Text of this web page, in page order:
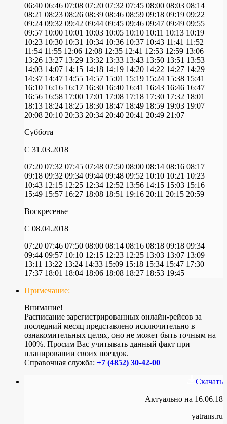
06:40 06:46 07:08 07:20 07:32 07:45 08:00 08:03 08:14
08:21 08:23 08:26 08:39 08:46 08:59 09:18 09:19 09:22
09:24 09:32 09:42 09:44 09:45 09:46 09:47 09:49 09:55
09:57 10:00 10:01 10:03 10:05 10:10 10:11 10:13 10:19
10:23 10:30 10:31 10:34 10:36 10:37 10:43 11:41 11:52
11:54 11:55 12:06 12:08 12:35 12:41 12:53 12:59 13:06
13:26 13:27 13:29 13:32 13:33 13:43 13:50 13:51 13:53
14:03 14:07 14:15 14:18 14:19 14:20 14:22 14:27 14:29
14:37 14:47 14:55 14:57 15:01 15:19 15:24 15:38 15:41
16:10 16:16 16:17 16:30 16:40 16:41 16:43 16:46 16:47
16:56 16:58 17:00 17:01 17:08 17:18 17:30 17:32 18:01
18:13 18:24 18:25 18:30 18:47 18:49 18:59 19:03 19:07
20:08 20:10 20:33 20:34 20:40 20:41 20:49 21:07
Суббота
C 31.03.2018
07:20 07:32 07:45 07:48 07:50 08:00 08:14 08:16 08:17
09:18 09:32 09:34 09:44 09:48 09:52 10:10 10:21 10:23
10:43 12:15 12:25 12:34 12:52 13:56 14:15 15:03 15:16
15:49 15:57 16:27 18:08 18:51 19:16 20:11 20:15 20:59
Воскресенье
C 08.04.2018
07:20 07:46 07:50 08:00 08:14 08:16 08:18 09:18 09:34
09:44 09:57 10:10 12:15 12:23 12:25 13:03 13:07 13:09
13:11 13:22 13:24 14:33 15:09 15:18 15:34 15:47 17:30
17:37 18:01 18:04 18:06 18:08 18:27 18:53 19:45
Примечание:
Внимание!
Расписание зарегистрированных онлайн-рейсов за
последний месяц представлено исключительно в
ознакомительных целях, оно не может быть точным на
100%. Просим Вас учитывать данный факт при
планировании своих поездок.
Справочная служба: +7 (4852) 30-42-00
Скачать
Актуально на 16.06.18
yatrans.ru